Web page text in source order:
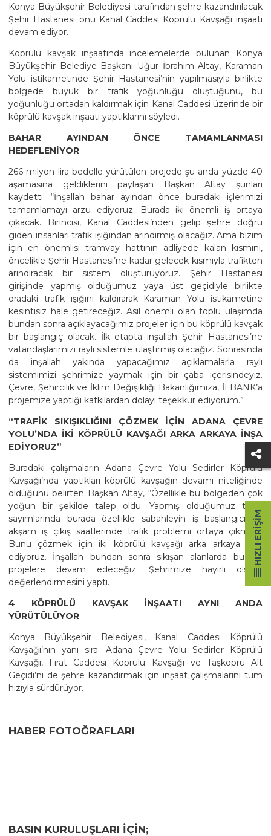
Konya Büyükşehir Belediyesi tarafından şehre kazandırılacak
Şehir Hastanesi önü Kanal Caddesi Köprülü Kavşağı inşaatı
devam ediyor.
Köprülü kavşak inşaatında incelemelerde bulunan Konya
Büyükşehir Belediye Başkanı Uğur İbrahim Altay, Karaman
Yolu istikametinde Şehir Hastanesi’nin yapılmasıyla birlikte
bölgede büyük bir trafik yoğunluğu oluştuğunu, bu
yoğunluğu ortadan kaldırmak için Kanal Caddesi üzerinde bir
köprülü kavşak inşaatı yaptıklarını söyledi.
BAHAR AYINDAN ÖNCE TAMAMLANMASI
HEDEFLENİYOR
266 milyon lira bedelle yürütülen projede şu anda yüzde 40
aşamasına geldiklerini paylaşan Başkan Altay şunları
kaydetti: “İnşallah bahar ayından önce buradaki işlerimizi
tamamlamayı arzu ediyoruz. Burada iki önemli iş ortaya
çıkacak. Birincisi, Kanal Caddesi’nden gelip şehre doğru
giden insanları trafik ışığından arındırmış olacağız. Ama bizim
için en önemlisi tramvay hattının adliyede kalan kısmını,
öncelikle Şehir Hastanesi’ne kadar gelecek kısmıyla trafikten
arındıracak bir sistem oluşturuyoruz. Şehir Hastanesi
girişinde yapmış olduğumuz yaya üst geçidiyle birlikte
oradaki trafik ışığını kaldırarak Karaman Yolu istikametine
kesintisiz hale getireceğiz. Asıl önemli olan toplu ulaşımda
bundan sonra açıklayacağımız projeler için bu köprülü kavşak
bir başlangıç olacak. İlk etapta inşallah Şehir Hastanesi’ne
vatandaşlarımızı raylı sistemle ulaştırmış olacağız. Sonrasında
da inşallah yakında yapacağımız açıklamalarla raylı
sistemimizi şehrimize yaymak için bir çaba içerisindeyiz.
Çevre, Şehircilik ve İklim Değişikliği Bakanlığımıza, İLBANK’a
projemize yaptığı katkılardan dolayı teşekkür ediyorum.”
“TRAFİK SIKIŞIKLIĞINI ÇÖZMEK İÇİN ADANA ÇEVRE
YOLU’NDA İKİ KÖPRÜLÜ KAVŞAĞI ARKA ARKAYA İNŞA
EDİYORUZ”
Buradaki çalışmaların Adana Çevre Yolu Sedirler Köprülü
Kavşağı’nda yaptıkları köprülü kavşağın devamı niteliğinde
olduğunu belirten Başkan Altay, “Özellikle bu bölgeden çok
yoğun bir şekilde talep oldu. Yapmış olduğumuz trafik
sayımlarında burada özellikle sabahleyin iş başlangıcı ve
akşam iş çıkış saatlerinde trafik problemi ortaya çıkmıştı.
Bunu çözmek için iki köprülü kavşağı arka arkaya inşa
ediyoruz. İnşallah bundan sonra sıkışan alanlarda bu tür
projelere devam edeceğiz. Şehrimize hayırlı olsun”
değerlendirmesini yaptı.
4 KÖPRÜLÜ KAVŞAK İNŞAATI AYNI ANDA
YÜRÜTÜLÜYOR
Konya Büyükşehir Belediyesi, Kanal Caddesi Köprülü
Kavşağı’nın yanı sıra; Adana Çevre Yolu Sedirler Köprülü
Kavşağı, Fırat Caddesi Köprülü Kavşağı ve Taşköprü Alt
Geçidi’ni de şehre kazandırmak için inşaat çalışmalarını tüm
hızıyla sürdürüyor.
HABER FOTOĞRAFLARI
BASIN KURULUŞLARI IÇIN;
HIZLI ERIŞIM